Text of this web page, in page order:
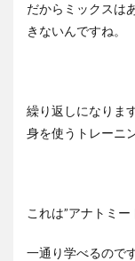
だからミックスは
きないんですね。
繰り返しになりま
身を使うトレーニ
これは”アナトミ
一通り学べるので